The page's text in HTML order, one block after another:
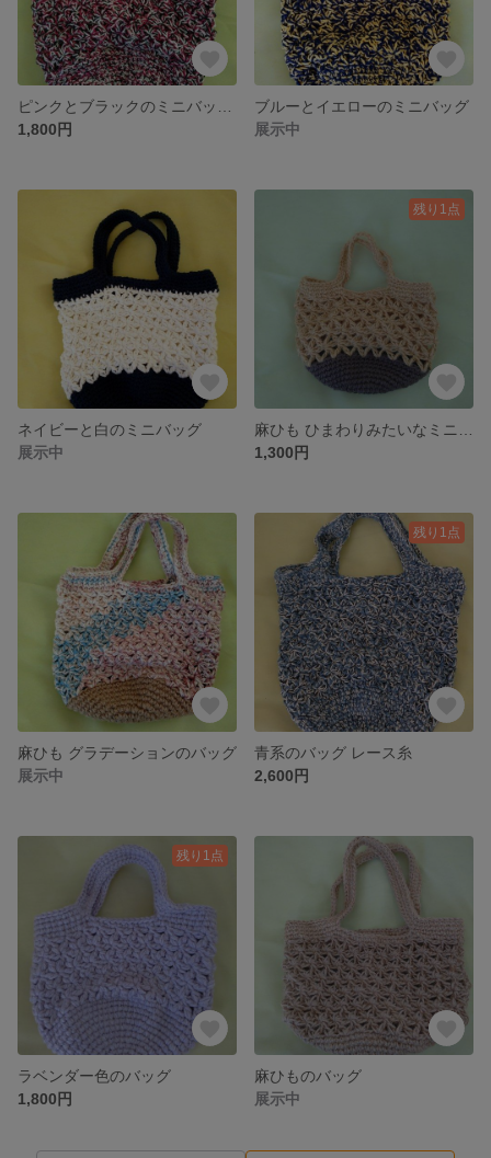
1,800円
ブルーとイエローのミニバッグ
展示中
ネイビーと白のミニバッグ
展示中
残り1点
1,300円
麻ひも グラデーションのバッグ
展示中
残り1点
青系のバッグ レース糸
2,600円
残り1点
ラベンダー色のバッグ
1,800円
麻ひものバッグ
展示中